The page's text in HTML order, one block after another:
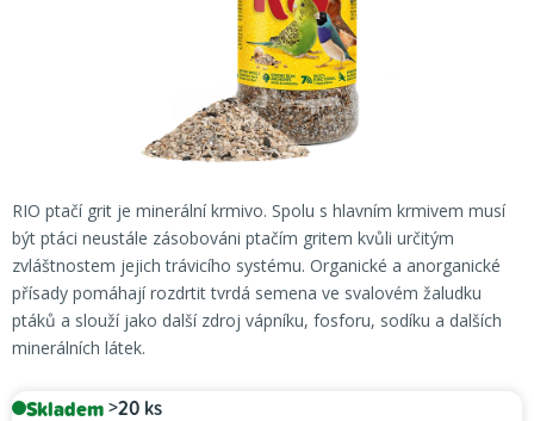
RIO ptačí grit je minerální krmivo. Spolu s hlavním krmivem musí
být ptáci neustále zásobováni ptačím gritem kvůli určitým
zvláštnostem jejich trávicího systému. Organické a anorganické
přísady pomáhají rozdrtit tvrdá semena ve svalovém žaludku
ptáků a slouží jako další zdroj vápníku, fosforu, sodíku a dalších
minerálních látek.
Skladem>20 ks